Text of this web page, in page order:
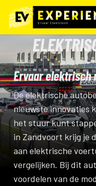
Skip
main
Ervaar elektrisch
De elektrische
nieuwste innovaties
het stuur kunt
in Zandvoort krijg je
aan elektrische
vergelijken. Bij dit
voordelen van de